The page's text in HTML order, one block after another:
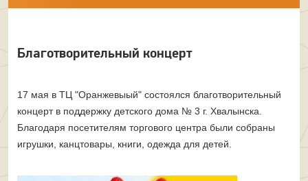
Благотворительный концерт
17 мая в ТЦ "Оранжевыый" состоялся благотворительный
концерт в поддержку детского дома № 3 г. Хвалынска.
Благодаря посетителям торгового центра были собраны
игрушки, канцтовары, книги, одежда для детей.